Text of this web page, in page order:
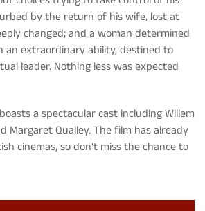
by the return of his wife, lost at
changed; and a woman determined
an extraordinary ability, destined to
leader. Nothing less was expected
a spectacular cast including Willem
Margaret Qualley. The film has already
cinemas, so don’t miss the chance to